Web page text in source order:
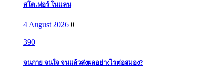
สโตเฟอร์ โนแลน
4 August 2026 0
390
จนกาย จนใจ จนแล้วส่งผลอย่างไรต่อสมอง?